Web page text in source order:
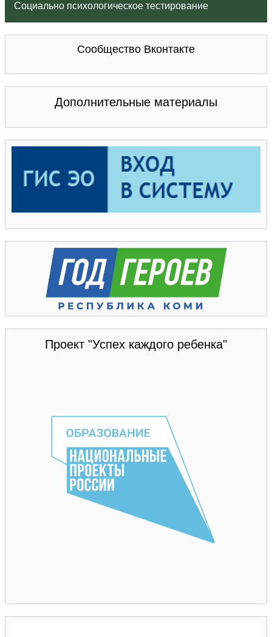
Социально психологическое тестирование
Сообщество Вконтакте
Дополнительные материалы
Проект "Успех каждого ребенка"